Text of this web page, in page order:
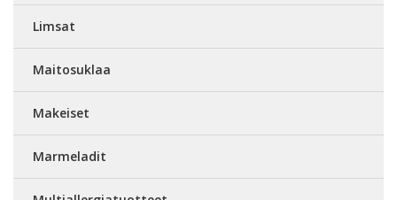
Limsat
Maitosuklaa
Makeiset
Marmeladit